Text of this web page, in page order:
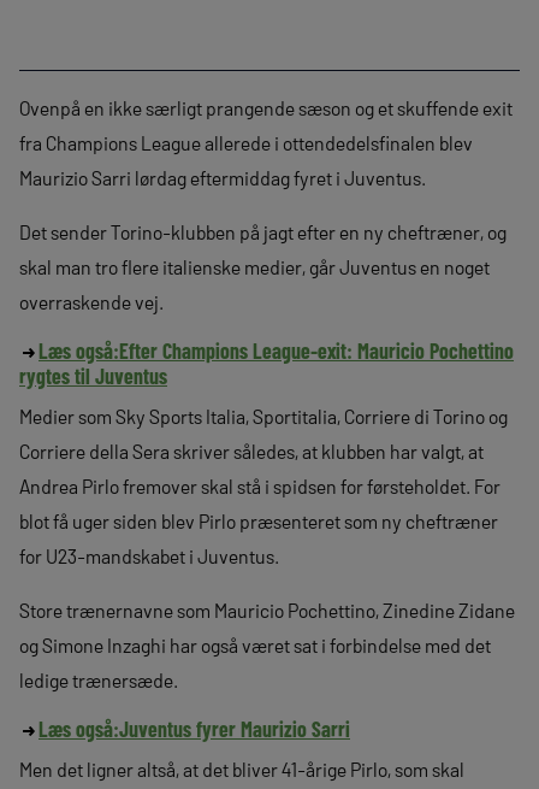
Ovenpå en ikke særligt prangende sæson og et skuffende exit
fra Champions League allerede i ottendedelsfinalen blev
Maurizio Sarri lørdag eftermiddag fyret i Juventus.
Det sender Torino-klubben på jagt efter en ny cheftræner, og
skal man tro flere italienske medier, går Juventus en noget
overraskende vej.
Læs også:Efter Champions League-exit: Mauricio Pochettino
rygtes til Juventus
Medier som Sky Sports Italia, Sportitalia, Corriere di Torino og
Corriere della Sera skriver således, at klubben har valgt, at
Andrea Pirlo fremover skal stå i spidsen for førsteholdet. For
blot få uger siden blev Pirlo præsenteret som ny cheftræner
for U23-mandskabet i Juventus.
Store trænernavne som Mauricio Pochettino, Zinedine Zidane
og Simone Inzaghi har også været sat i forbindelse med det
ledige trænersæde.
Læs også:Juventus fyrer Maurizio Sarri
Men det ligner altså, at det bliver 41-årige Pirlo, som skal